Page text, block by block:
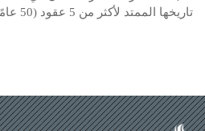
تاريخها الممتد لأكثر من 5 عقود (50 عامًا)، وذلك…